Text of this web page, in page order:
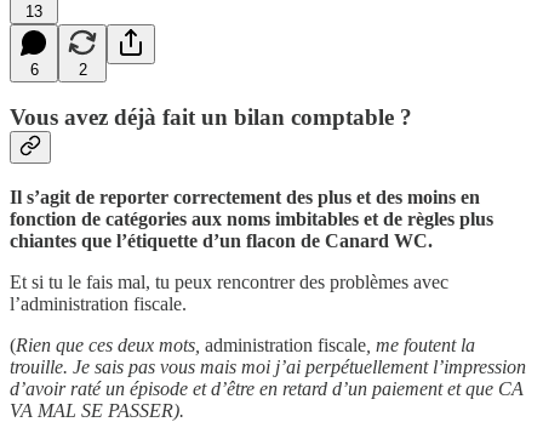
13
6 2
Vous avez déjà fait un bilan comptable ?
Il s’agit de reporter correctement des plus et des moins en
fonction de catégories aux noms imbitables et de règles plus
chiantes que l’étiquette d’un flacon de Canard WC.
Et si tu le fais mal, tu peux rencontrer des problèmes avec
l’administration fiscale.
(Rien que ces deux mots, administration fiscale , me foutent la
trouille. Je sais pas vous mais moi j’ai perpétuellement l’impression
d’avoir raté un épisode et d’être en retard d’un paiement et que CA
VA MAL SE PASSER).